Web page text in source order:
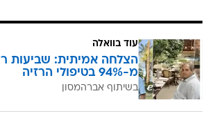
עוד בוואלה
הצלחה אמיתית: שביעות
מ-94% בטיפולי הרזיה
בשיתוף אברהמסון